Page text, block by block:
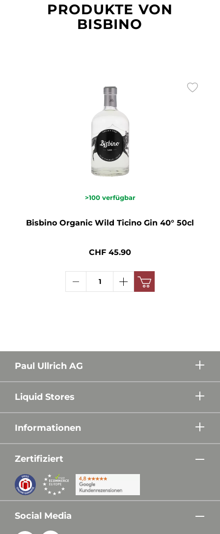
PRODUKTE VON
BISBINO
>100 verfügbar
Bisbino Organic Wild Ticino Gin 40° 50cl
CHF 45.90
Paul Ullrich AG
Liquid Stores
Informationen
Zertifiziert
Social Media